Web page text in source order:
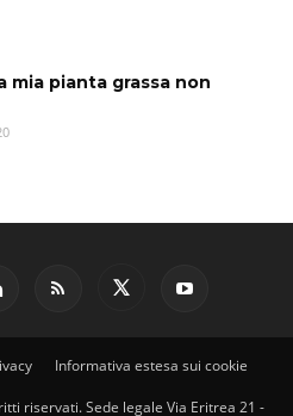
mia pianta grassa non
Informativa estesa sui cookie
riservati. Sede legale Via Eritrea 21 -